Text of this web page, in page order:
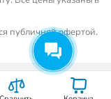
публичной офертой.